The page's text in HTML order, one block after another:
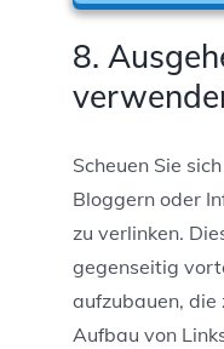
8.
Scheuen Sie
Bloggern oder
zu verlinken.
gegenseitig
aufzubauen,
Aufbau von